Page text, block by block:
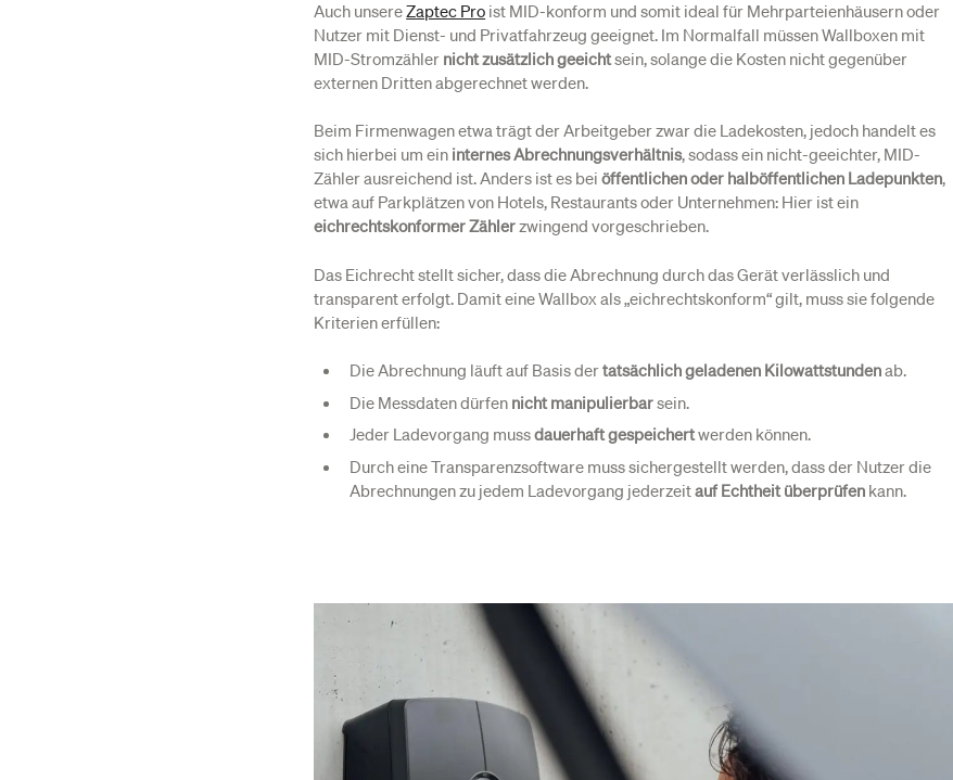
Auch unsereZaptec Pro ist MID-konform und somit ideal für Mehrparteienhäusern oder
Nutzer mit Dienst- und Privatfahrzeug geeignet. Im Normalfall müssen Wallboxen mit
MID-Stromzähler nicht zusätzlich geeichtsein, solange die Kosten nicht gegenüber
externen Dritten abgerechnet werden.
Beim Firmenwagen etwa trägt der Arbeitgeber zwar die Ladekosten, jedoch handelt es
sich hierbei um ein internes Abrechnungsverhältnis, sodass ein nicht-geeichter, MID-
Zähler ausreichend ist. Anders ist es beiöffentlichen oder halböffentlichen Ladepunkten,
etwa auf Parkplätzen von Hotels, Restaurants oder Unternehmen: Hier ist ein
eichrechtskonformer Zählerzwingend vorgeschrieben.
Das Eichrecht stellt sicher, dass die Abrechnung durch das Gerät verlässlich und
transparent erfolgt. Damit eine Wallbox als „eichrechtskonform“ gilt, muss sie folgende
Kriterien erfüllen:
Die Abrechnung läuft auf Basis dertatsächlich geladenen Kilowattstundenab.
Die Messdaten dürfen nicht manipulierbarsein.
Jeder Ladevorgang mussdauerhaft gespeichertwerden können.
Durch eine Transparenzsoftware muss sichergestellt werden, dass der Nutzer die
Abrechnungen zu jedem Ladevorgang jederzeitauf Echtheit überprüfenkann.